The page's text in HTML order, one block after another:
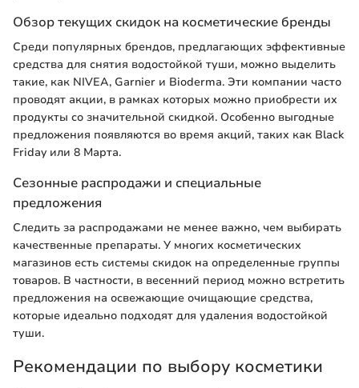
Обзор текущих скидок на косметические бренды
Среди популярных брендов, предлагающих эффективные
средства для снятия водостойкой туши, можно выделить
такие, как NIVEA, Garnier и Bioderma. Эти компании часто
проводят акции, в рамках которых можно приобрести их
продукты со значительной скидкой. Особенно выгодные
предложения появляются во время акций, таких как Black
Friday или 8 Марта.
Сезонные распродажи и специальные
предложения
Следить за распродажами не менее важно, чем выбирать
качественные препараты. У многих косметических
магазинов есть системы скидок на определенные группы
товаров. В частности, в весенний период можно встретить
предложения на освежающие очищающие средства,
которые идеально подходят для удаления водостойкой
туши.
Рекомендации по выбору косметики